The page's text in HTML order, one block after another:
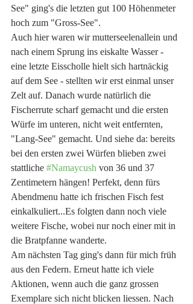
See" ging's die letzten gut 100 Höhenmeter
hoch zum "Gross-See".
Auch hier waren wir mutterseelenallein und
nach einem Sprung ins eiskalte Wasser -
eine letzte Eisscholle hielt sich hartnäckig
auf dem See - stellten wir erst einmal unser
Zelt auf. Danach wurde natürlich die
Fischerrute scharf gemacht und die ersten
Würfe im unteren, nicht weit entfernten,
"Lang-See" gemacht. Und siehe da: bereits
bei den ersten zwei Würfen blieben zwei
stattliche #Namaycush von 36 und 37
Zentimetern hängen! Perfekt, denn fürs
Abendmenu hatte ich frischen Fisch fest
einkalkuliert...Es folgten dann noch viele
weitere Fische, wobei nur noch einer mit in
die Bratpfanne wanderte.
Am nächsten Tag ging's dann für mich früh
aus den Federn. Erneut hatte ich viele
Aktionen, wenn auch die ganz grossen
Exemplare sich nicht blicken liessen. Nach